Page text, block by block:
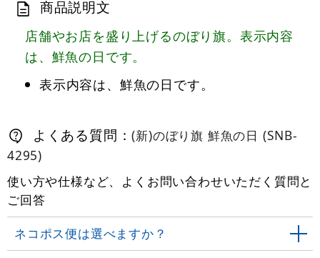
商品説明文
店舗やお店を盛り上げるのぼり旗。表示内容
は、鮮魚の日です。
表示内容は、鮮魚の日です。
よくある質問：(新)のぼり旗 鮮魚の日 (SNB-
4295)
使い方や仕様など、よくお問い合わせいただく質問と
ご回答
ネコポス便は選べますか？